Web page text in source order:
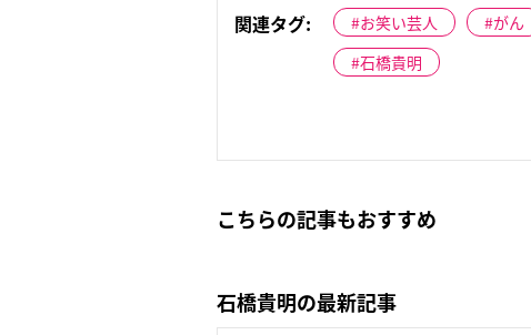
関連タグ: お笑い芸人 がん
石橋貴明
こちらの記事もおすすめ
石橋貴明の最新記事